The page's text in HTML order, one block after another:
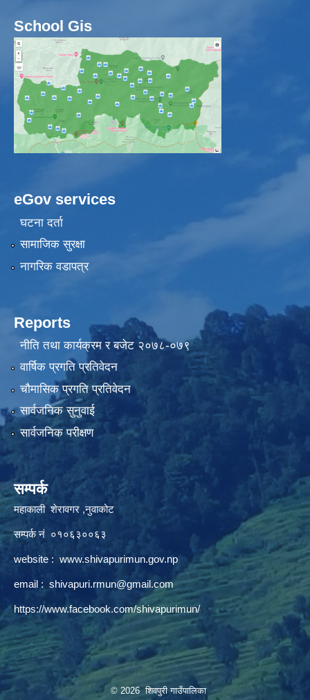
School Gis
eGov services
घटना दर्ता
सामाजिक सुरक्षा
नागरिक वडापत्र
Reports
नीति तथा कार्यक्रम र बजेट २०७८-०७९
वार्षिक प्रगति प्रतिवेदन
चौमासिक प्रगति प्रतिवेदन
सार्वजनिक सुनुवाई
सार्वजनिक परीक्षण
सम्पर्क
महाकाली शेरावगर ,नुवाकोट
सम्पर्क नं ०१०६३००६३
website : www.shivapurimun.gov.np
email : shivapuri.rmun@gmail.com
https://www.facebook.com/shivapurimun/
© 2026 शिवपुरी गाउँपालिका